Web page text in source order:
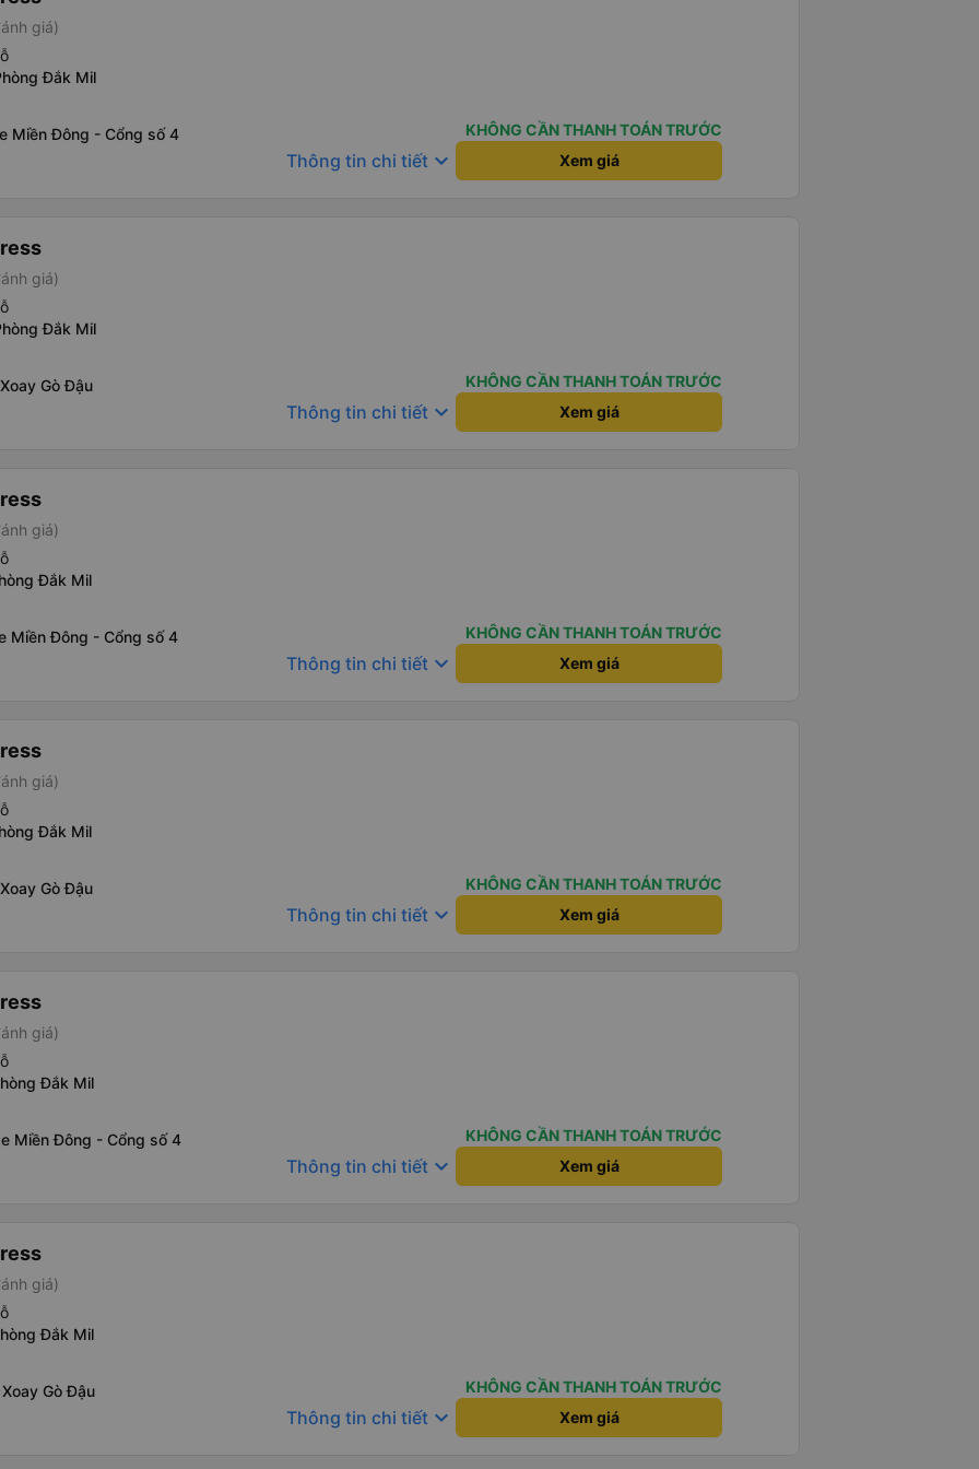
giá)
Đắk Mil
Miền Đông - Cổng số 4
KHÔNG CẦN THANH TOÁN TRƯỚC
Thông tin chi tiết keyboard_arrow_down Xem giá
giá)
Đắk Mil
Gò Đậu
KHÔNG CẦN THANH TOÁN TRƯỚC
Thông tin chi tiết keyboard_arrow_down Xem giá
giá)
Đắk Mil
Miền Đông - Cổng số 4
KHÔNG CẦN THANH TOÁN TRƯỚC
Thông tin chi tiết keyboard_arrow_down Xem giá
giá)
Đắk Mil
Gò Đậu
KHÔNG CẦN THANH TOÁN TRƯỚC
Thông tin chi tiết keyboard_arrow_down Xem giá
giá)
Đắk Mil
Miền Đông - Cổng số 4
KHÔNG CẦN THANH TOÁN TRƯỚC
Thông tin chi tiết keyboard_arrow_down Xem giá
giá)
Đắk Mil
Gò Đậu
KHÔNG CẦN THANH TOÁN TRƯỚC
Thông tin chi tiết keyboard_arrow_down Xem giá